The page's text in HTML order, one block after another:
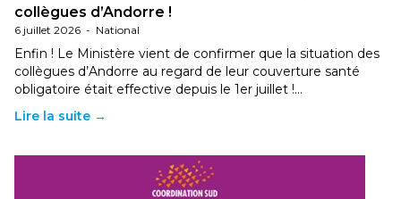
collègues d’Andorre !
6 juillet 2026 - National
Enfin ! Le Ministère vient de confirmer que la situation des
collègues d’Andorre au regard de leur couverture santé
obligatoire était effective depuis le 1er juillet !…
Lire la suite →